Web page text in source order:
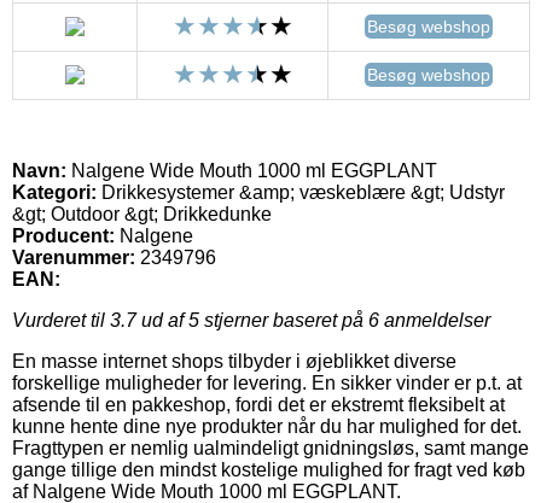
Besøg webshop
Besøg webshop
Navn: Nalgene Wide Mouth 1000 ml EGGPLANT
Kategori: Drikkesystemer &amp; væskeblære &gt; Udstyr
&gt; Outdoor &gt; Drikkedunke
Producent: Nalgene
Varenummer: 2349796
EAN:
Vurderet til 3.7ud af 5 stjerner baseret på 6 anmeldelser
En masse internet shops tilbyder i øjeblikket diverse
forskellige muligheder for levering. En sikker vinder er p.t. at
afsende til en pakkeshop, fordi det er ekstremt fleksibelt at
kunne hente dine nye produkter når du har mulighed for det.
Fragttypen er nemlig ualmindeligt gnidningsløs, samt mange
gange tillige den mindst kostelige mulighed for fragt ved køb
af Nalgene Wide Mouth 1000 ml EGGPLANT.